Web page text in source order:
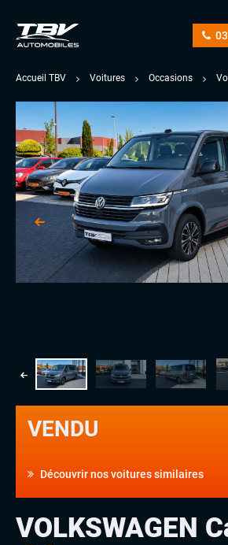
Accueil TBV Voitures Occasions
VENDU
Découvrir nos voitures similaires
VOLKSWAGEN